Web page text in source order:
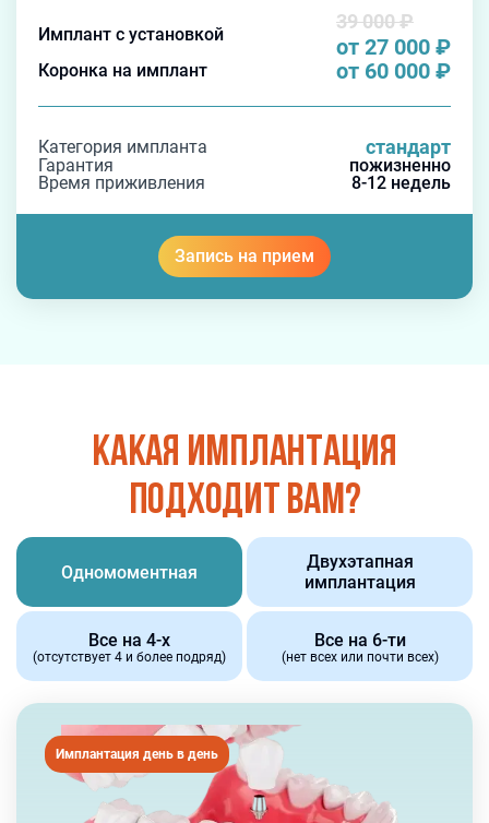
Имплант с установкой
39 000₽
от 27 000 ₽
Коронка на имплант от 60 000 ₽
Категория импланта стандарт
Гарантия
пожизненно
Время приживления
8-12 недель
Запись на прием
Какая имплантация
подходит вам?
Одномоментная
Двухэтапная
имплантация
Все на 4-х
(отсутствует 4 и более подряд)
Все на 6-ти
(нет всех или почти всех)
Имплантация день в день